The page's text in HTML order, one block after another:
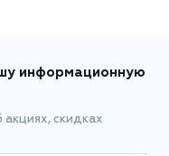
информационную
скидках